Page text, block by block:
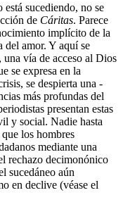
sucediendo, no se
de Cáritas. Parece
implícito de la
del amor. Y aquí se
vía de acceso al Dios
se expresa en la
se despierta una -
más profundas del
presentan estas
y social. Nadie hasta
los hombres
mediante una
rechazo decimonónico
sucedáneo aún
en declive (véase el